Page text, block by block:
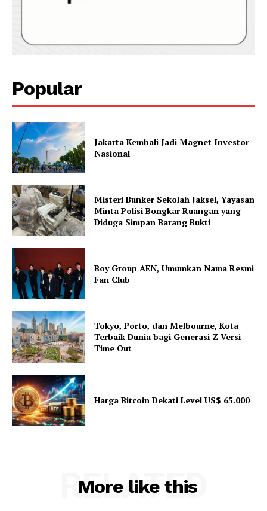
Popular
Jakarta Kembali Jadi Magnet Investor
Nasional
Misteri Bunker Sekolah Jaksel, Yayasan
Minta Polisi Bongkar Ruangan yang
Diduga Simpan Barang Bukti
Boy Group AEN, Umumkan Nama Resmi
Fan Club
Tokyo, Porto, dan Melbourne, Kota
Terbaik Dunia bagi Generasi Z Versi
Time Out
Harga Bitcoin Dekati Level US$ 65.000
More like this
RELATED